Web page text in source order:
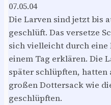
07.05.04
Die Larven sind jetzt bis
geschlüft. Das versetze
sich vielleicht durch eine
einem Tag erklären. Die
später schlüpften, hatten
großen Dottersack wie
geschlüpften.